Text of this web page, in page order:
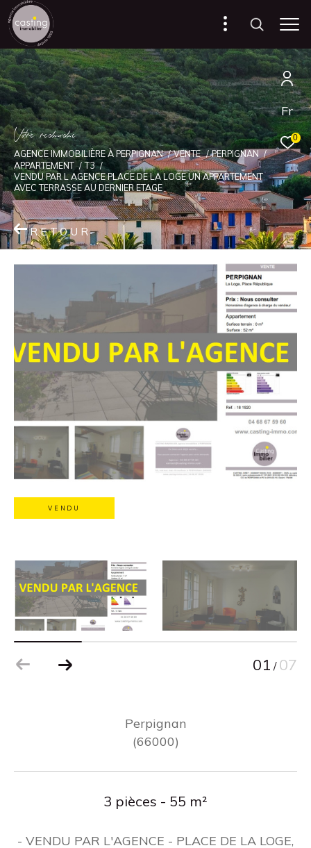
Fr
0
Vore recece
AGENCE IMMOBILIÈRE À PERPIGNAN VENTE
PERPIGNAN
APPARTEMENT
T3
VENDU PAR L AGENCE PLACE DE LA LOGE UN APPARTEMENT
AVEC TERRASSE AU DERNIER ETAGE
RETOUR
VENDU
01 / 07
Perpignan
(66000)
3 pièces - 55 m²
- VENDU PAR L'AGENCE - PLACE DE LA LOGE,